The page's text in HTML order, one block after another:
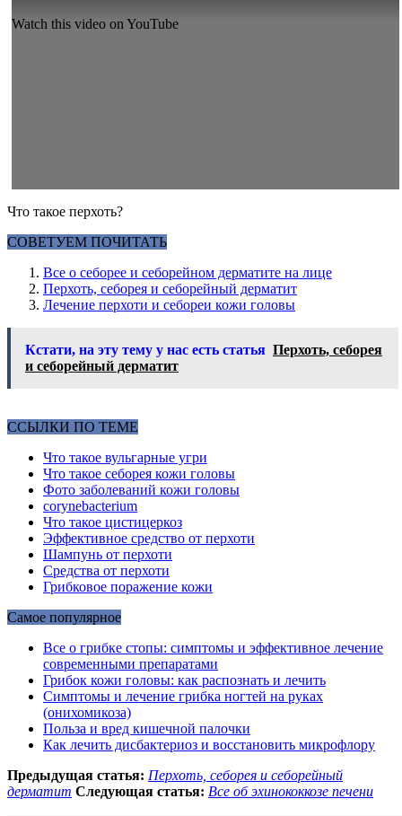
Watch this video on YouTube
Что такое перхоть?
СОВЕТУЕМ ПОЧИТАТЬ
Все о себорее и себорейном дерматите на лице
Перхоть, себорея и себорейный дерматит
Лечение перхоти и себореи кожи головы
Кстати, на эту тему у нас есть статья Перхоть, себорея
и себорейный дерматит
ССЫЛКИ ПО ТЕМЕ
Что такое вульгарные угри
Что такое себорея кожи головы
Фото заболеваний кожи головы
corynebacterium
Что такое цистицеркоз
Эффективное средство от перхоти
Шампунь от перхоти
Средства от перхоти
Грибковое поражение кожи
Самое популярное
Все о грибке стопы: симптомы и эффективное лечение
современными препаратами
Грибок кожи головы: как распознать и лечить
Симптомы и лечение грибка ногтей на руках
(онихомикоза)
Польза и вред кишечной палочки
Как лечить дисбактериоз и восстановить микрофлору
Предыдущая статья: Перхоть, себорея и себорейный
дерматит Следующая статья: Все об эхинококкозе печени